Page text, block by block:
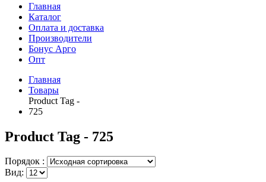
Главная
Каталог
Оплата и доставка
Производители
Бонус Арго
Опт
Главная
Товары
Product Tag -
725
Product Tag - 725
Порядок :
Вид: